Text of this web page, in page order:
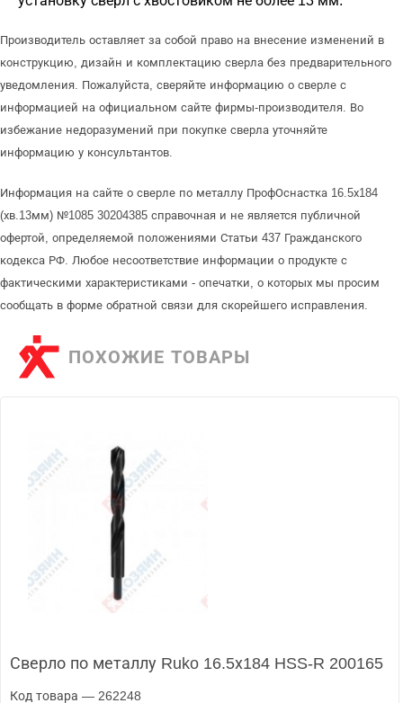
Производитель оставляет за собой право на внесение изменений в
конструкцию, дизайн и комплектацию сверла без предварительного
уведомления. Пожалуйста, сверяйте информацию о сверле с
информацией на официальном сайте фирмы-производителя. Во
избежание недоразумений при покупке сверла уточняйте
информацию у консультантов.
Информация на сайте о сверле по металлу ПрофОснастка 16.5х184
(хв.13мм) №1085 30204385 справочная и не является публичной
офертой, определяемой положениями Статьи 437 Гражданского
кодекса РФ. Любое несоответствие информации о продукте с
фактическими характеристиками - опечатки, о которых мы просим
сообщать в форме обратной связи для скорейшего исправления.
ПОХОЖИЕ ТОВАРЫ
Сверло по металлу Ruko 16.5х184 HSS-R 200165
Код товара — 262248